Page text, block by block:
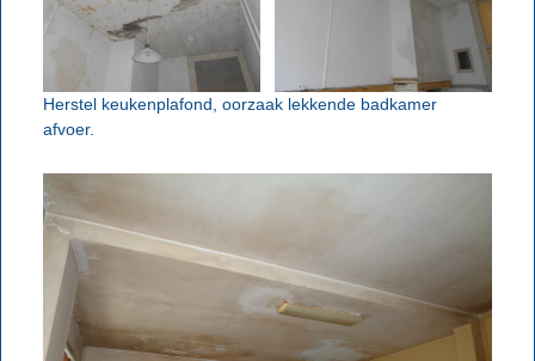
Herstel keukenplafond, oorzaak lekkende badkamer
afvoer.